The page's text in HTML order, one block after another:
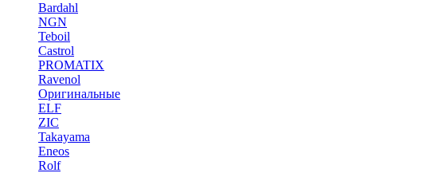
Bardahl
NGN
Teboil
Castrol
PROMATIX
Ravenol
Оригинальные
ELF
ZIC
Takayama
Eneos
Rolf